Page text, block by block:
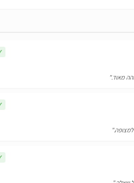
מאוד."